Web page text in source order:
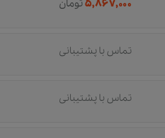
۵,۸۶۷,۰۰۰تومان
تماس با پشتیبانی
تماس با پشتیبانی